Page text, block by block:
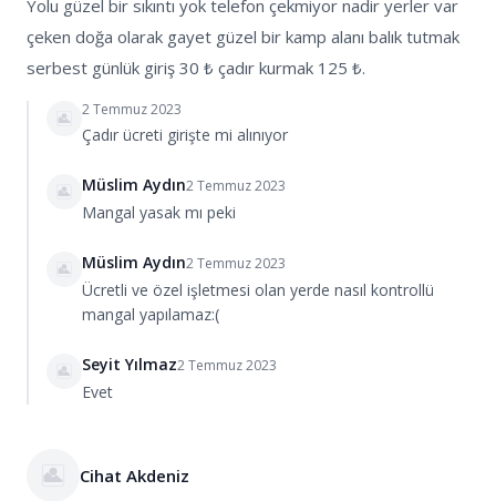
Yolu güzel bir sıkıntı yok telefon çekmiyor nadir yerler var
çeken doğa olarak gayet güzel bir kamp alanı balık tutmak
serbest günlük giriş 30 ₺ çadır kurmak 125 ₺.
2 Temmuz 2023
Çadır ücreti girişte mi alınıyor
Müslim Aydın2 Temmuz 2023
Mangal yasak mı peki
Müslim Aydın2 Temmuz 2023
Ücretli ve özel işletmesi olan yerde nasıl kontrollü
mangal yapılamaz:(
Seyit Yılmaz2 Temmuz 2023
Evet
Cihat Akdeniz